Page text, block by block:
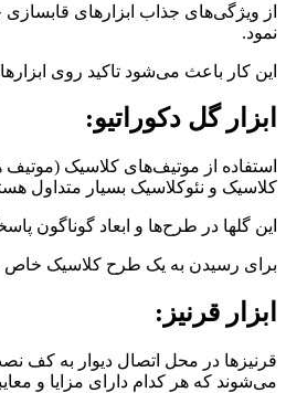
از ویژگی‌های جذاب ابزارهای
نمود.
این کار باعث می‌شود تاکید روی
ابزار گل دکوراتیو:
استفاده از موتیف‌های کلاسیک
کلاسیک و نئوکلاسیک بسیار متداول
این گلها در طرح‌ها و ابعاد گوناگون
برای رسیدن به یک طرح کلاسیک خاص
ابزار قرنیز:
قرنیز‌ها در محل اتصال دیوار به کف
می‌شوند که هر کدام دارای مزایا و